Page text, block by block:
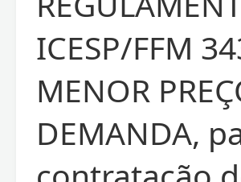
ICESP/FFM
MENOR
DEMANDA,